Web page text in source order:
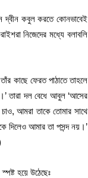
দ্বীন কবুল করতে কোনভাবেই
নিজেদের মধ্যে বলাবলি
কাছে ফেরত পাঠাতে তাহলে
তারা দল বেধে আবুল ‘আসের
চাও, আমরা তাকে তোমার সাথে
দিলেও আমার তা পসন্দ নয়।’
হয়ে উঠেছেঃ